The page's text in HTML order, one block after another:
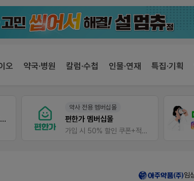
오 약국·병원 칼럼·수첩 인물·연재 특집·기획
팜노트
약국 마케팅 성공사례
좋아요+의견남기면 쿠폰 증정